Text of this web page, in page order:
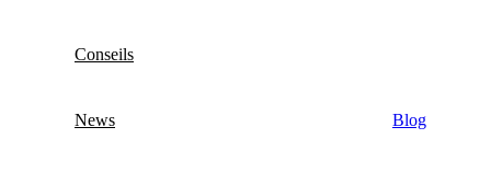
Conseils
News Blog